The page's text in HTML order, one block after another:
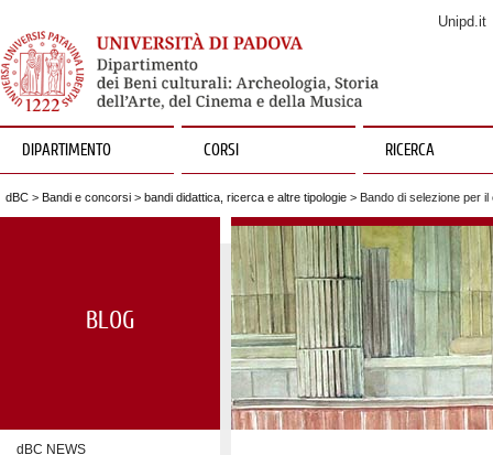
Unipd.it
DIPARTIMENTO CORSI RICERCA
dBC > Bandi e concorsi > bandi didattica, ricerca e altre tipologie > Bando di selezione per
BLOG
dBC NEWS